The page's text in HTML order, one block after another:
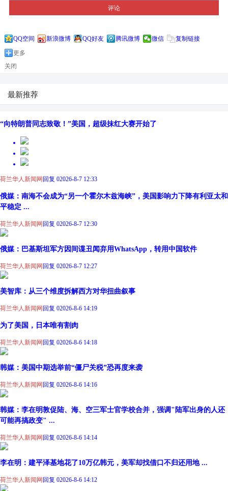
评论
QQ空间 新浪微博 QQ好友 腾讯微博 微信
复制链接
更多
关闭
最新推荐
“向特朗普同志致敬！”美国，超级抹红大赛开始了
荷兰华人新闻网回复 02026-8-7 12:33
俄媒：南海不会成为“另一个霍尔木兹海峡”，美国影响力下降有利亚太和
平稳定 ...
荷兰华人新闻网回复 02026-8-7 12:30
俄媒：巴基斯坦军方因间谍丑闻弃用WhatsApp，转用中国软件
荷兰华人新闻网 回复 02026-8-7 12:27
美智库：从三个维度拆解西方对华扭曲叙事
荷兰华人新闻网 回复 02026-8-6 14:19
为了美国，日本唯有割肉
荷兰华人新闻网 回复 02026-8-6 14:18
韩媒：美国中期选举前“僵尸关税”恐再度来袭
荷兰华人新闻网 回复 02026-8-6 14:16
韩媒：李在明敦促陆、海、空三军士官学校合并，强调"陆军出身的人还
可能再搞政变" ...
荷兰华人新闻网 回复 02026-8-6 14:14
李在明：建平泽基地花了10万亿韩元，美军却找借口不归还用地 ...
荷兰华人新闻网 回复 02026-8-6 14:12